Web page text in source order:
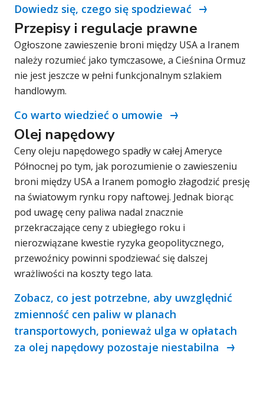
Dowiedz się, czego się spodziewać
Przepisy i regulacje prawne
Ogłoszone zawieszenie broni między USA a Iranem
należy rozumieć jako tymczasowe, a Cieśnina Ormuz
nie jest jeszcze w pełni funkcjonalnym szlakiem
handlowym.
Co warto wiedzieć o umowie
Olej napędowy
Ceny oleju napędowego spadły w całej Ameryce
Północnej po tym, jak porozumienie o zawieszeniu
broni między USA a Iranem pomogło złagodzić presję
na światowym rynku ropy naftowej. Jednak biorąc
pod uwagę ceny paliwa nadal znacznie
przekraczające ceny z ubiegłego roku i
nierozwiązane kwestie ryzyka geopolitycznego,
przewoźnicy powinni spodziewać się dalszej
wrażliwości na koszty tego lata.
Zobacz, co jest potrzebne, aby uwzględnić
zmienność cen paliw w planach
transportowych, ponieważ ulga w opłatach
za olej napędowy pozostaje niestabilna